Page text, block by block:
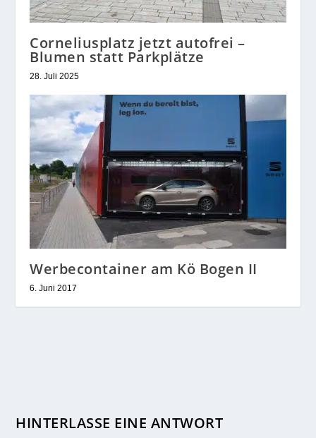
Corneliusplatz jetzt autofrei –
Blumen statt Parkplätze
28. Juli 2025
Werbecontainer am Kö Bogen II
6. Juni 2017
HINTERLASSE EINE ANTWORT